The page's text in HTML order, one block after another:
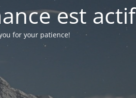
est actif
for your patience!